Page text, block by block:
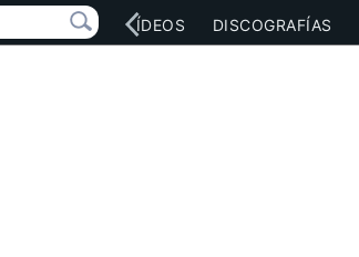
MÚSICA VÍDEOS DISCOGRAFÍAS